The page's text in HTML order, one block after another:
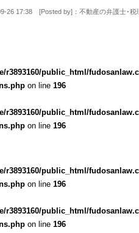
26 17:38 [Posted by]：不動産の弁護士･税
r3893160/public_html/
on line 196
r3893160/public_html/
on line 196
r3893160/public_html/
on line 196
r3893160/public_html/
on line 196